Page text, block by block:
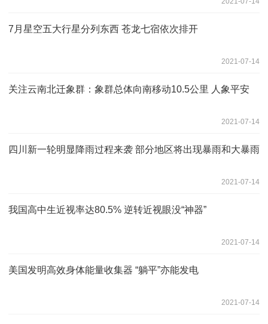
7月星空五大行星分列东西 苍龙七宿依次排开
2021-07-14
关注云南北迁象群：象群总体向南移动10.5公里 人象平安
2021-07-14
四川新一轮明显降雨过程来袭 部分地区将出现暴雨和大暴雨
2021-07-14
我国高中生近视率达80.5% 逆转近视眼没“神器”
2021-07-14
美国发明高效身体能量收集器 “躺平”亦能发电
2021-07-14